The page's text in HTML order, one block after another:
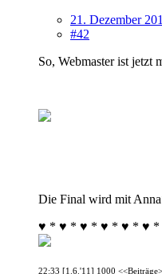
21. Dezember
#42
So, Webmaster ist jetzt
Die Final wird mit
♥ * ♥ * ♥ * ♥ * ♥ * ♥
22:33 [1.6.'11] 1000